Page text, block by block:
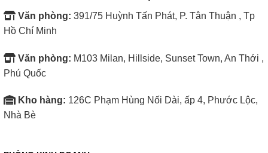
Văn phòng: 391/75 Huỳnh Tấn Phát, P. Tân Thuận , Tp
Hồ Chí Minh
Văn phòng: M103 Milan, Hillside, Sunset Town, An Thới ,
Phú Quốc
Kho hàng: 126C Phạm Hùng Nối Dài, ấp 4, Phước Lộc,
Nhà Bè